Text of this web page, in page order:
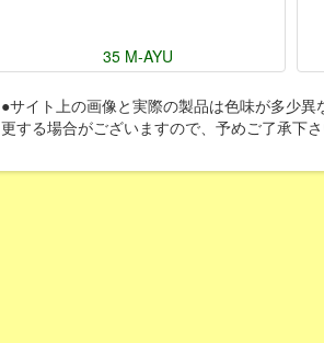
35 M-AYU
●サイト上の画像と実際の製品は色味が多少
更する場合がございますので、予めご了承下さ